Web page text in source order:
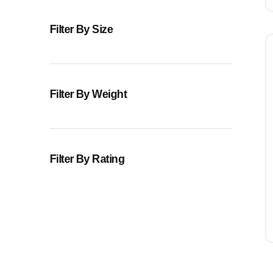
Filter By Size
Filter By Weight
Filter By Rating